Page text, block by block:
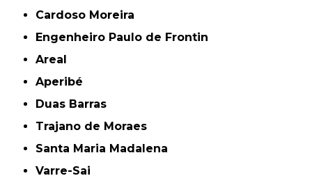
Cardoso Moreira
Engenheiro Paulo de Frontin
Areal
Aperibé
Duas Barras
Trajano de Moraes
Santa Maria Madalena
Varre-Sai